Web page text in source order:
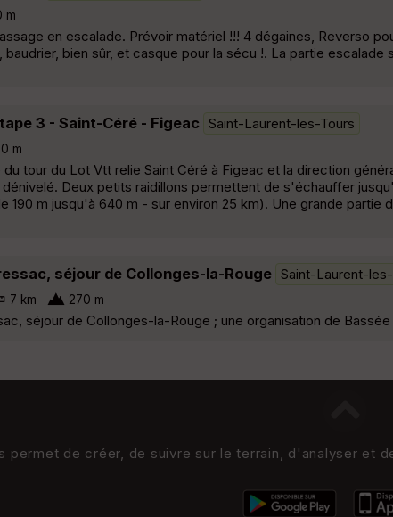
m
en escalade. Prévoir matériel !!! 4 dégaines, Reverso
baudrier, bien sûr, et casque pour la sécu !. La partie
3 - Saint-Céré - Figeac Saint-Laurent-les-Tours
m
tour du Lot Vtt relie Saint Céré à Figeac et la direction
Deux petits raidillons permettent de s'échauffer
190 m jusqu'à 640 m - sur environ 25 km). Une grande partie
séjour de Collonges-la-Rouge Saint-Laurent-
7 km 270 m
séjour de Collonges-la-Rouge ; une organisation de Bassée
permet de créer, de suivre sur le terrain, d'analyser et